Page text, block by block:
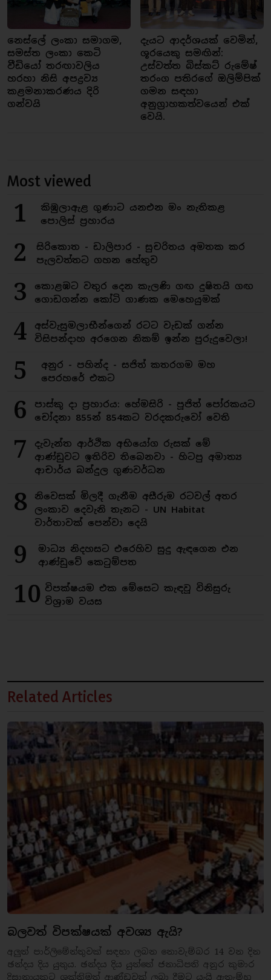
නෙස්ලේ ලංකා සමාගම,
සමස්ත ලංකා කෙටි
වීඩියෝ තරඟාවලිය
හරහා නිසි අපද්‍රව්‍ය
කළමනාකරණය දිරි
ගන්වයි
දැයට ආදර්ශයක් වෙමින්,
ශූරයෙකු සමඟින්:
උස්වත්ත බිස්කට් රුමේෂ්
තරංග පතිරගේ ඔලිම්පික්
ගමන සඳහා
අනුග්‍රාහකත්වයෙන් එක්
වෙයි.
Most viewed
1
කිඹුලාඇළ ගුණාට යනඑන මං නැතිකළ
පොලිස් ප්‍රහාරය
2
සිරිකොත - ඩාලිපාර - සුචරිතය අමතක කර
පැලවත්තට ගහන හේතුව
3
කොළඹට වතුර දෙන කැලණි ගඟ දුෂිතයි ගඟ
ගොඩගන්න කෝටි ගාණක මෙහෙයුමක්
4
අස්වැසුමලාභීන්ගෙන් රටට වැඩක් ගන්න
විසිපන්දාහ අරගෙන නිකම් ඉන්න පුරුදුවෙලා!
5
අනුර - පහින්ද - සජිත් කතරගම මහ
පෙරහරේ එකට
6
පාස්කු දා ප්‍රහාරය: හේමසිරි - පූජිත් පෝරකයට
චෝදනා 855න් 854කට වරදකරුවෝ වෙති
7
දැවැන්ත ආර්ථික අභියෝග රුසක් මේ
ආණ්ඩුවට ඉතිරිව තිබෙනවා - හිටපු අමාත්‍ය
ආචාර්ය බන්දුල ගුණවර්ධන
8
නිවෙසක් මිලදී ගැනීම අසීරුම රටවල් අතර
ලංකාව දෙවැනි තැනට - UN Habitat
වාර්තාවක් පෙන්වා දෙයි
9
මාධ්‍ය නිදහසට එරෙහිව සුදු ඇඳගෙන එන
ආණ්ඩුවේ කෙටුම්පත
10 විපක්ෂයම එක මේසෙට කැඳවූ විනිසුරු
විශ්‍රාම වයස
Related Articles
බලවත් විපක්ෂයක් අවශ්‍ය ඇයි?
අලුත් පාර්ලිමේන්තුවක් සඳහා ලබන නොවැම්බර 14 වන දින
ඡන්දය දිය යුතුය. ඡන්දය දිය යුත්තේ ජනාධිපති අනුර කුමාර
දිසානායකට ශක්තිමත් ආණ්ඩුවක් ලබා දීමට යැයි ඇතැම්හු